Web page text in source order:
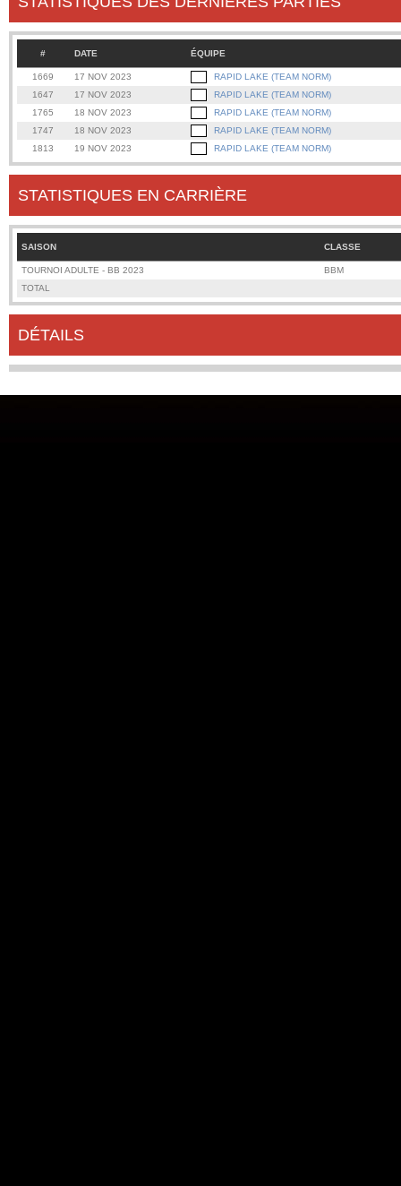
# DATE ÉQUIPE
1669 17 NOV 2023
RAPID LAKE (TEAM NORM)
1647
17 NOV 2023
RAPID LAKE (TEAM NORM)
1765
18 NOV 2023
RAPID LAKE (TEAM NORM)
1747
18 NOV 2023
RAPID LAKE (TEAM NORM)
1813
19 NOV 2023 RAPID LAKE (TEAM NORM)
STATISTIQUES EN CARRIÈRE
SAISON CLASSE
TOURNOI ADULTE - BB 2023
BBM
TOTAL
DÉTAILS